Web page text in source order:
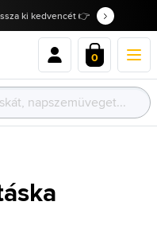
ki kedvencét 👉
0